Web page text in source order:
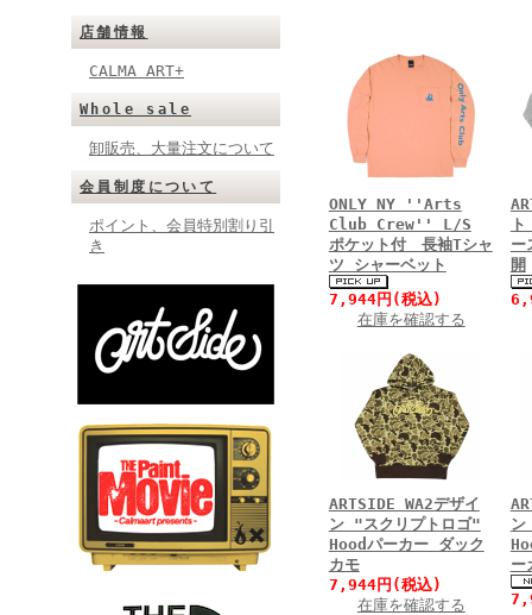
店舗情報
CALMA ART+
Whole sale
卸販売、大量注文について
会員制度について
ポイント、会員特別割り引
き
ONLY NY ''Arts
Club Crew'' L/S
ポケット付 長袖Tシャ
ツ シャーベット
7,944円(税込)
在庫を確認する
開
ARTSIDE WA2デザイ
ン "スクリプトロゴ"
Hoodパーカー ダック
カモ
7,944円(税込)
在庫を確認する
ン
ー